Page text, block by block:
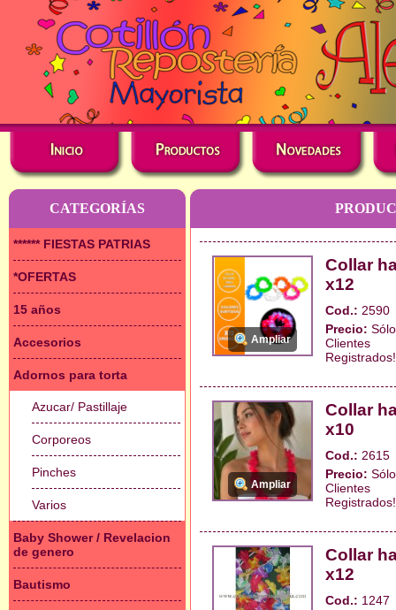
CATEGORÍAS
****** FIESTAS PATRIAS
*OFERTAS
15 años
Accesorios
Adornos para torta
Azucar/ Pastillaje
Corporeos
Pinches
Varios
Baby Shower / Revelacion
de genero
Bautismo
Ampliar
Collar
x12
Cod.: 2590
Precio:
Clientes
Registrados!
Ampliar
Collar
x10
Cod.: 2615
Precio:
Clientes
Registrados!
Collar
x12
Cod.: 1247